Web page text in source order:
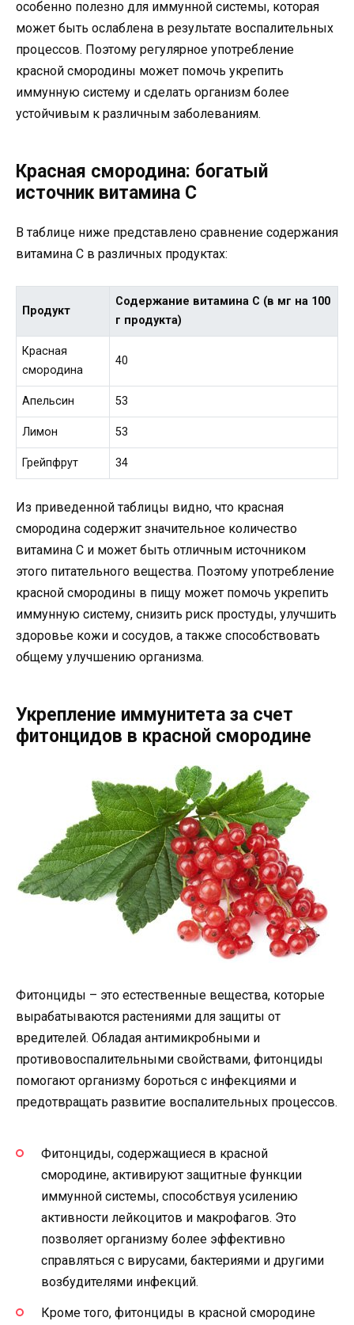
особенно полезно для иммунной системы, которая
может быть ослаблена в результате воспалительных
процессов. Поэтому регулярное употребление
красной смородины может помочь укрепить
иммунную систему и сделать организм более
устойчивым к различным заболеваниям.
Красная смородина: богатый
источник витамина C
В таблице ниже представлено сравнение содержания
витамина C в различных продуктах:
Продукт
Содержание витамина C (в мг на 100
г продукта)
Красная
смородина
40
Апельсин 53
Лимон 53
Грейпфрут 34
Из приведенной таблицы видно, что красная
смородина содержит значительное количество
витамина C и может быть отличным источником
этого питательного вещества. Поэтому употребление
красной смородины в пищу может помочь укрепить
иммунную систему, снизить риск простуды, улучшить
здоровье кожи и сосудов, а также способствовать
общему улучшению организма.
Укрепление иммунитета за счет
фитонцидов в красной смородине
Фитонциды – это естественные вещества, которые
вырабатываются растениями для защиты от
вредителей. Обладая антимикробными и
противовоспалительными свойствами, фитонциды
помогают организму бороться с инфекциями и
предотвращать развитие воспалительных процессов.
Фитонциды, содержащиеся в красной
смородине, активируют защитные функции
иммунной системы, способствуя усилению
активности лейкоцитов и макрофагов. Это
позволяет организму более эффективно
справляться с вирусами, бактериями и другими
возбудителями инфекций.
Кроме того, фитонциды в красной смородине